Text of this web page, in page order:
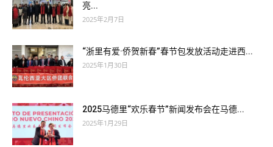
亮...
2025年2月7日
“浙里有爱·侨贺新春”春节包发放活动走进西...
2025年1月30日
2025马德里“欢乐春节”新闻发布会在马德...
2025年1月29日